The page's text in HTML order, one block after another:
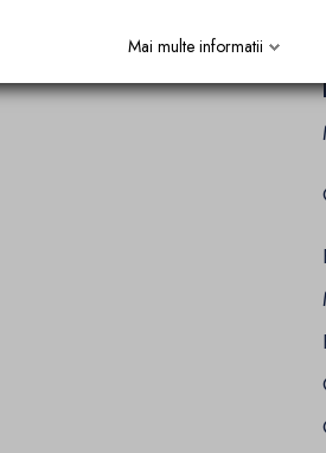
Mai multe informatii